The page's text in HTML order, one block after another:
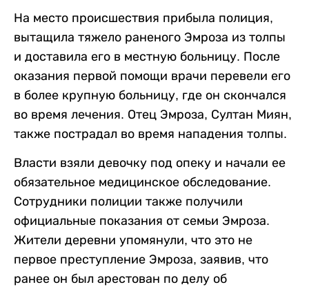
На место происшествия прибыла полиция,
вытащила тяжело раненого Эмроза из толпы
и доставила его в местную больницу. После
оказания первой помощи врачи перевели его
в более крупную больницу, где он скончался
во время лечения. Отец Эмроза, Султан Миян,
также пострадал во время нападения толпы.
Власти взяли девочку под опеку и начали ее
обязательное медицинское обследование.
Сотрудники полиции также получили
официальные показания от семьи Эмроза.
Жители деревни упомянули, что это не
первое преступление Эмроза, заявив, что
ранее он был арестован по делу об